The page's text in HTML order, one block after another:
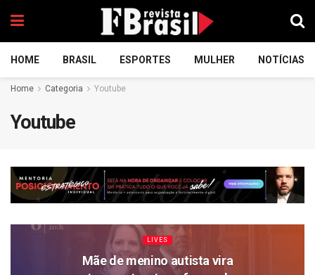
HOME BRASIL ESPORTES MULHER NOTÍCIAS
Home Categoria Youtube
Youtube
LIVES
Mãe de menino autista vira